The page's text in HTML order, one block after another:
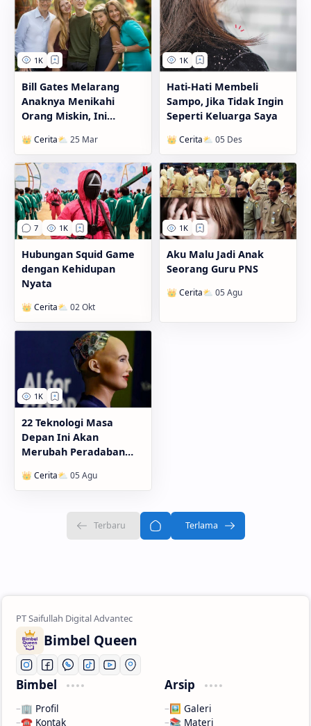
Bill Gates Melarang
Anaknya Menikahi
Orang Miskin, Ini
Hati-Hati Membeli
Sampo, Jika Tidak Ingin
Seperti Keluarga Saya
Hubungan Squid Game
dengan Kehidupan
Nyata
Aku Malu Jadi Anak
Seorang Guru PNS
22 Teknologi Masa
Depan Ini Akan
Merubah Peradaban
Bimbel Queen
Bimbel
🏢 Profil
☎️ Kontak
Arsip
🖼️ Galeri
📚 Materi